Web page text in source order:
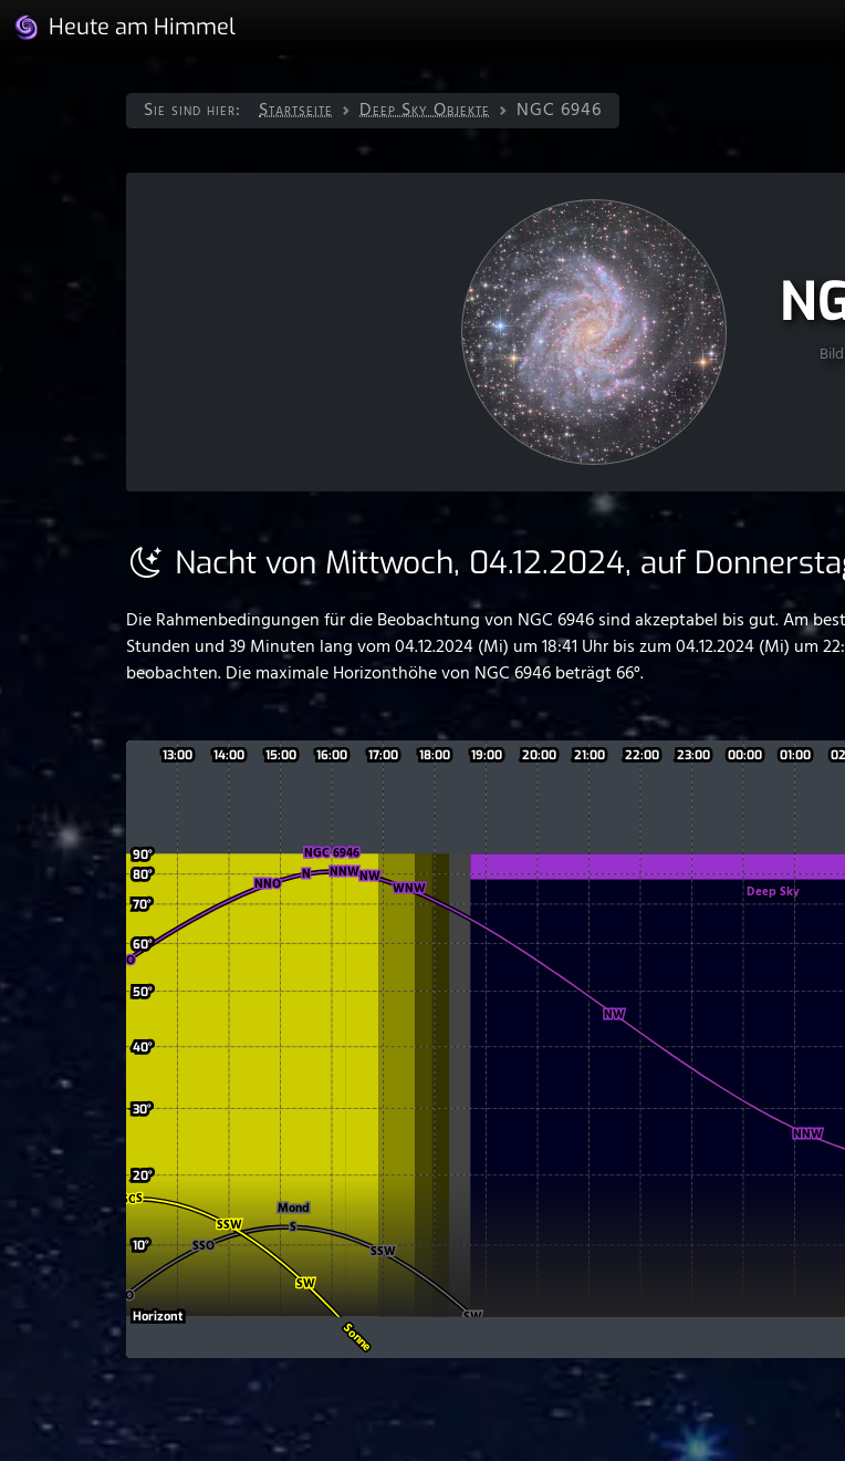
Heute am Himmel
Sie sind hier: Startseite Deep Sky Objekte NGC 6946
Nacht von Mittwoch, 04.12.2024, auf
Die Rahmenbedingungen für die Beobachtung von NGC 6946 sind akzeptabel bis gut. Am
Stunden und 39 Minuten lang vom 04.12.2024 (Mi) um 18:41 Uhr bis zum 04.12.2024 (Mi) um
beobachten. Die maximale Horizonthöhe von NGC 6946 beträgt 66°.